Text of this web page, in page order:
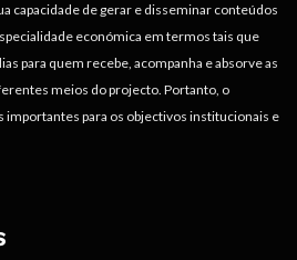
capacidade de gerar e disseminar conteúdos
económica em termos tais que
para quem recebe, acompanha e absorve as
meios do projecto. Portanto, o
importantes para os objectivos institucionais e